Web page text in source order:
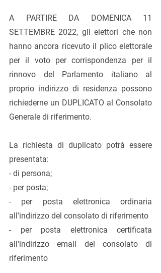
A PARTIRE DA DOMENICA 11
SETTEMBRE 2022, gli elettori che non
hanno ancora ricevuto il plico elettorale
per il voto per corrispondenza per il
rinnovo del Parlamento italiano al
proprio indirizzo di residenza possono
richiederne un DUPLICATO al Consolato
Generale di riferimento.
La richiesta di duplicato potrà essere
presentata:
- di persona;
- per posta;
- per posta elettronica ordinaria
all'indirizzo del consolato di riferimento
- per posta elettronica certificata
all'indirizzo email del consolato di
riferimento